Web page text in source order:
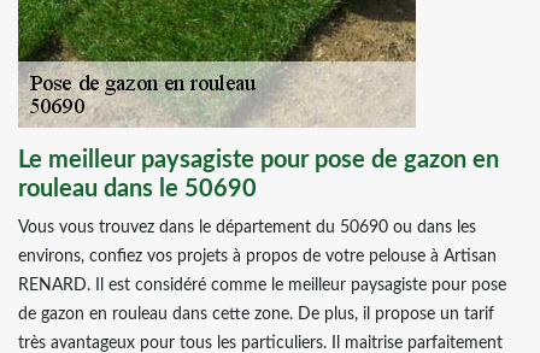
Le meilleur paysagiste pour pose de gazon en
rouleau dans le 50690
Vous vous trouvez dans le département du 50690 ou dans les
environs, confiez vos projets à propos de votre pelouse à Artisan
RENARD. Il est considéré comme le meilleur paysagiste pour pose
de gazon en rouleau dans cette zone. De plus, il propose un tarif
très avantageux pour tous les particuliers. Il maitrise parfaitement